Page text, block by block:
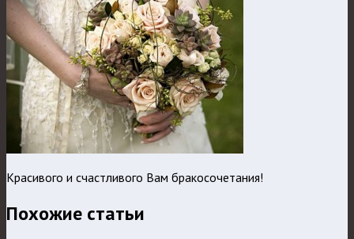
Красивого и счастливого Вам бракосочетания!
Похожие статьи